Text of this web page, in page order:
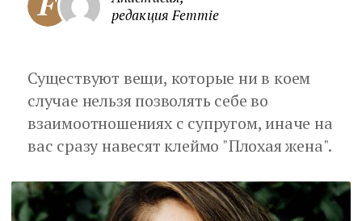
редакция Femmie
Существуют вещи, которые ни в коем
случае нельзя позволять себе во
взаимоотношениях с супругом, иначе на
вас сразу навесят клеймо "Плохая жена".